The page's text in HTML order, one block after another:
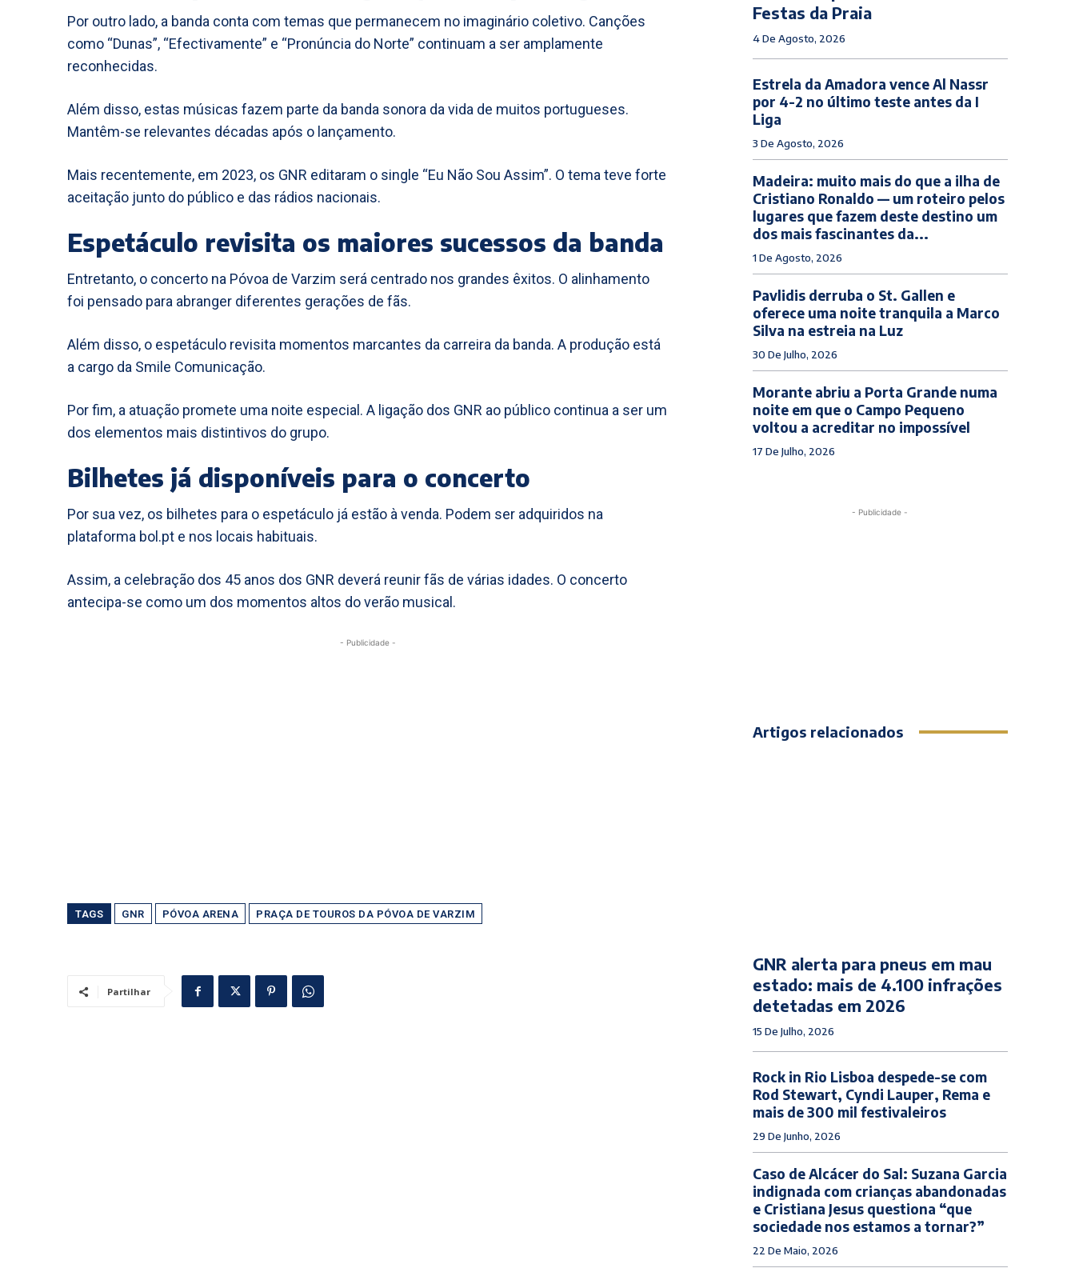
Por outro lado, a banda conta com temas que permanecem no imaginário coletivo. Canções
como “Dunas”, “Efectivamente” e “Pronúncia do Norte” continuam a ser amplamente
reconhecidas.
Além disso, estas músicas fazem parte da banda sonora da vida de muitos portugueses.
Mantêm-se relevantes décadas após o lançamento.
Mais recentemente, em 2023, os GNR editaram o single “Eu Não Sou Assim”. O tema teve forte
aceitação junto do público e das rádios nacionais.
Espetáculo revisita os maiores sucessos da banda
Entretanto, o concerto na Póvoa de Varzim será centrado nos grandes êxitos. O alinhamento
foi pensado para abranger diferentes gerações de fãs.
Além disso, o espetáculo revisita momentos marcantes da carreira da banda. A produção está
a cargo da Smile Comunicação.
Por fim, a atuação promete uma noite especial. A ligação dos GNR ao público continua a ser um
dos elementos mais distintivos do grupo.
Bilhetes já disponíveis para o concerto
Por sua vez, os bilhetes para o espetáculo já estão à venda. Podem ser adquiridos na
plataforma bol.pt e nos locais habituais.
Assim, a celebração dos 45 anos dos GNR deverá reunir fãs de várias idades. O concerto
antecipa-se como um dos momentos altos do verão musical.
- Publicidade -
TAGS GNR PÓVOA ARENA PRAÇA DE TOUROS DA PÓVOA DE VARZIM
Partilhar
Festas da Praia
4 De Agosto, 2026
Estrela da Amadora vence Al Nassr
por 4-2 no último teste antes da I
Liga
3 De Agosto, 2026
Madeira: muito mais do que a ilha de
Cristiano Ronaldo — um roteiro pelos
lugares que fazem deste destino um
dos mais fascinantes da...
1 De Agosto, 2026
Pavlidis derruba o St. Gallen e
oferece uma noite tranquila a Marco
Silva na estreia na Luz
30 De Julho, 2026
Morante abriu a Porta Grande numa
noite em que o Campo Pequeno
voltou a acreditar no impossível
17 De Julho, 2026
- Publicidade -
Artigos relacionados
GNR alerta para pneus em mau
estado: mais de 4.100 infrações
detetadas em 2026
15 De Julho, 2026
Rock in Rio Lisboa despede-se com
Rod Stewart, Cyndi Lauper, Rema e
mais de 300 mil festivaleiros
29 De Junho, 2026
Caso de Alcácer do Sal: Suzana Garcia
indignada com crianças abandonadas
e Cristiana Jesus questiona “que
sociedade nos estamos a tornar?”
22 De Maio, 2026